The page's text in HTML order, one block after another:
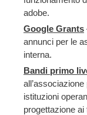
adobe.
Google Grants
annunci per le
interna.
Bandi primo
istituzioni
progettazione